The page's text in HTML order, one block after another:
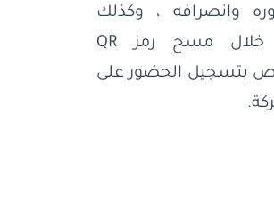
وانصرافه ، وكذلك
من خلال مسح رمز QR
بتسجيل الحضور على